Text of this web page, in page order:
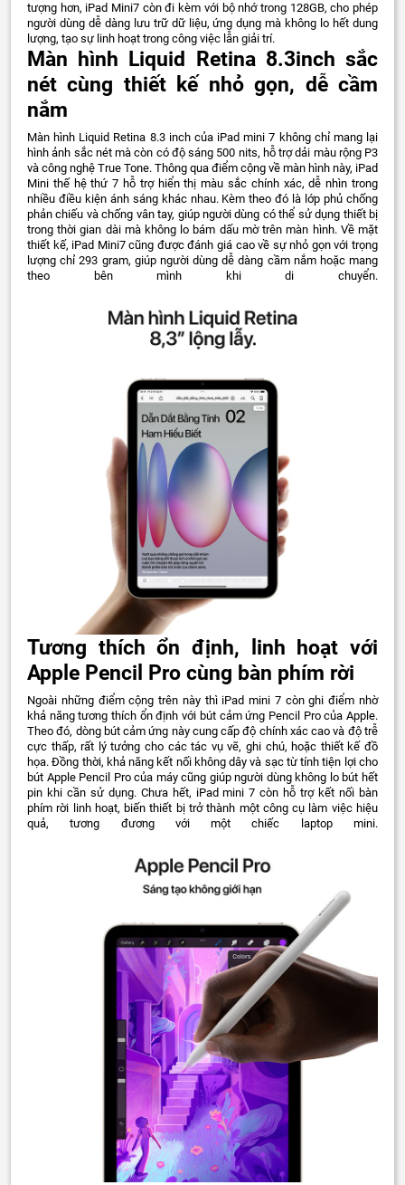
tượng hơn, iPad Mini7 còn đi kèm với bộ nhớ trong 128GB, cho phép
người dùng dễ dàng lưu trữ dữ liệu, ứng dụng mà không lo hết dung
lượng, tạo sự linh hoạt trong công việc lẫn giải trí.
Màn hình Liquid Retina 8.3inch sắc
nét cùng thiết kế nhỏ gọn, dễ cầm
nắm
Màn hình Liquid Retina 8.3 inch của iPad mini 7 không chỉ mang lại
hình ảnh sắc nét mà còn có độ sáng 500 nits, hỗ trợ dải màu rộng P3
và công nghệ True Tone. Thông qua điểm cộng về màn hình này, iPad
Mini thế hệ thứ 7 hỗ trợ hiển thị màu sắc chính xác, dễ nhìn trong
nhiều điều kiện ánh sáng khác nhau. Kèm theo đó là lớp phủ chống
phản chiếu và chống vân tay, giúp người dùng có thể sử dụng thiết bị
trong thời gian dài mà không lo bám dấu mờ trên màn hình. Về mặt
thiết kế, iPad Mini7 cũng được đánh giá cao về sự nhỏ gọn với trọng
lượng chỉ 293 gram, giúp người dùng dễ dàng cầm nắm hoặc mang
theo bên mình khi di chuyển.
Tương thích ổn định, linh hoạt với
Apple Pencil Pro cùng bàn phím rời
Ngoài những điểm cộng trên này thì iPad mini 7 còn ghi điểm nhờ
khả năng tương thích ổn định với bút cảm ứng Pencil Pro của Apple.
Theo đó, dòng bút cảm ứng này cung cấp độ chính xác cao và độ trễ
cực thấp, rất lý tưởng cho các tác vụ vẽ, ghi chú, hoặc thiết kế đồ
họa. Đồng thời, khả năng kết nối không dây và sạc từ tính tiện lợi cho
bút Apple Pencil Pro của máy cũng giúp người dùng không lo bút hết
pin khi cần sử dụng. Chưa hết, iPad mini 7 còn hỗ trợ kết nối bàn
phím rời linh hoạt, biến thiết bị trở thành một công cụ làm việc hiệu
quả, tương đương với một chiếc laptop mini.